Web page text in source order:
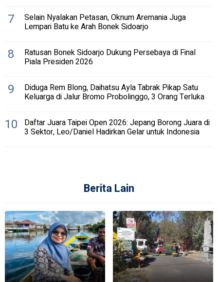
7 Selain Nyalakan Petasan, Oknum Aremania Juga
Lempari Batu ke Arah Bonek Sidoarjo
8 Ratusan Bonek Sidoarjo Dukung Persebaya di Final
Piala Presiden 2026
9 Diduga Rem Blong, Daihatsu Ayla Tabrak Pikap Satu
Keluarga di Jalur Bromo Probolinggo, 3 Orang Terluka
10 Daftar Juara Taipei Open 2026: Jepang Borong Juara di
3 Sektor, Leo/Daniel Hadirkan Gelar untuk Indonesia
Berita Lain